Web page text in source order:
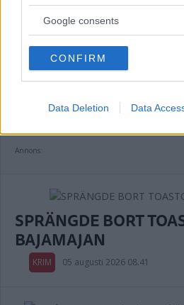
not limited to your visit or usage
use your data for below specified
consent section.
Google consents
CONFIRM
Data Deletion Data
Äldre man döms för
narkotikabrott
KRIM 05 augusti 2026 13.01
Annons:
SPRÄNGDE BORT
BAJAMAJAN
KRIM 05 augusti 2026 08.41